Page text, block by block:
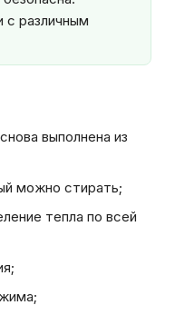
с различным
выполнена из
можно стирать;
тепла по всей